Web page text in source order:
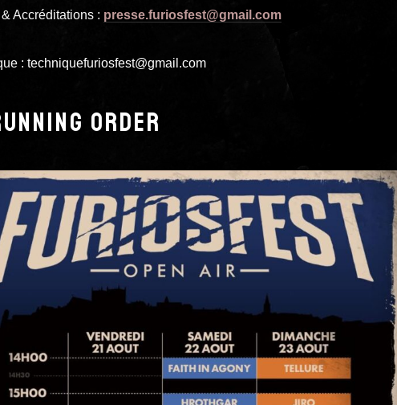
Accréditations : presse.furiosfest@gmail.com
: techniquefuriosfest@gmail.com
ORDER